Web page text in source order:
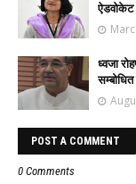
ऐडवोकेट
ध्वजा
POST A COMMENT
0 Comments